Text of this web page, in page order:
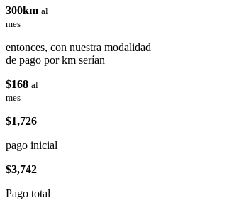
300km al
mes
entonces, con nuestra modalidad
de pago por km serían
$168 al
mes
$1,726
pago inicial
$3,742
Pago total